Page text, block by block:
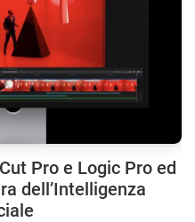
Pro e Logic Pro ed
dell’Intelligenza